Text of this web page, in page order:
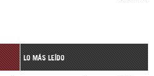
LO MÁS LEÍDO